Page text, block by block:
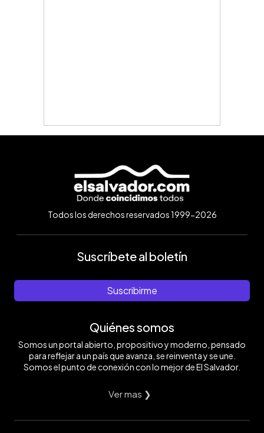
Todos los derechos reservados 1999-2026
Suscríbete al boletín
Suscribirme
Quiénes somos
Somos un portal abierto, propositivo y moderno, pensado
para reflejar a un país que avanza, se reinventa y se une.
Somos el punto de conexión con lo mejor de El Salvador.
Ver mas ❯